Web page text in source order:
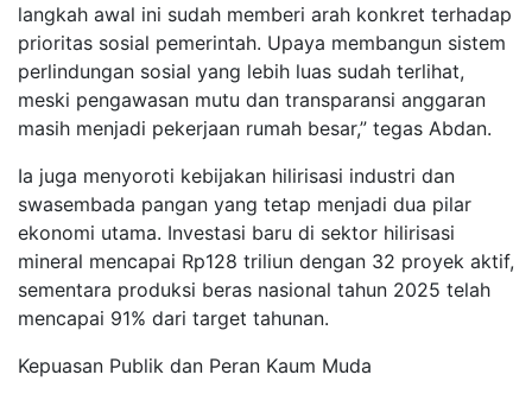
langkah awal ini sudah memberi arah konkret terhadap
prioritas sosial pemerintah. Upaya membangun sistem
perlindungan sosial yang lebih luas sudah terlihat,
meski pengawasan mutu dan transparansi anggaran
masih menjadi pekerjaan rumah besar,” tegas Abdan.
Ia juga menyoroti kebijakan hilirisasi industri dan
swasembada pangan yang tetap menjadi dua pilar
ekonomi utama. Investasi baru di sektor hilirisasi
mineral mencapai Rp128 triliun dengan 32 proyek aktif,
sementara produksi beras nasional tahun 2025 telah
mencapai 91% dari target tahunan.
Kepuasan Publik dan Peran Kaum Muda